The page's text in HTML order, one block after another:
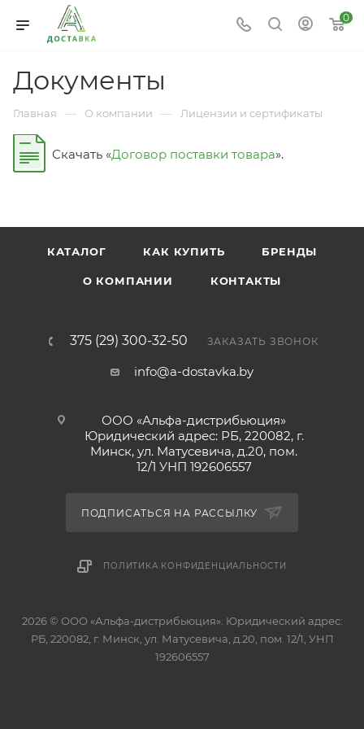
0
Документы
Главная — О компании — Лицензии и сертификаты
Скачать «Договор поставки товара».
КАТАЛОГ КАК КУПИТЬ БРЕНДЫ
О КОМПАНИИ КОНТАКТЫ
375 (29) 300-32-50 ЗАКАЗАТЬ ЗВОНОК
info@a-dostavka.by
ООО «Альфа-дистрибьюция»
Юридический адрес: РБ, 220082, г.
Минск, ул. Матусевича, д.20, пом.
12/1 УНП 192606557
ПОДПИСАТЬСЯ НА РАССЫЛКУ
ПОЛИТИКА КОНФИДЕНЦИАЛЬНОСТИ
2026 © ООО «Альфа-дистрибьюция». Юридический адрес:
РБ, 220082, г. Минск, ул. Матусевича, д.20, пом. 12/1, УНП
192606557